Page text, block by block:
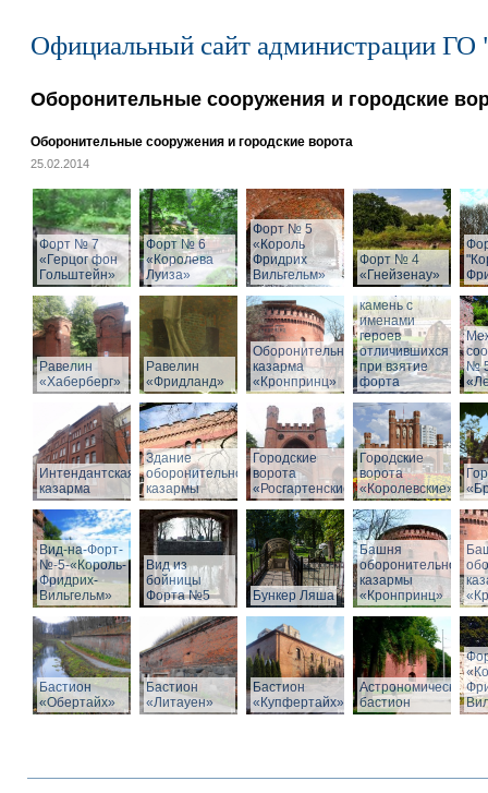
Официальный сайт администрации ГО
Оборонительные сооружения и городские
Оборонительные сооружения и городские ворота
25.02.2014
Форт № 7
«Герцог фон
Гольштейн»
Форт № 6
«Королева
Луиза»
Форт № 5
«Король
Фридрих
Вильгельм»
Форт № 4
«Гнейзенау»
Равелин
«Хаберберг»
Равелин
«Фридланд»
Оборонительная
казарма
«Кронпринц»
Мемориальный
камень с
именами
героев
отличившихся
при взятие
форта
№
Интендантская
казарма
Здание
оборонительной
казармы
Городские
ворота
«Росгартенские»
Городские
ворота
«Королевские»
Вид-на-Форт-
№-5-«Король-
Фридрих-
Вильгельм»
Вид из
бойницы
Форта №5
Бункер Ляша
Башня
оборонительной
казармы
«Кронпринц»
Бастион
«Обертайх»
Бастион
«Литауен»
Бастион
«Купфертайх»
Астрономический
бастион